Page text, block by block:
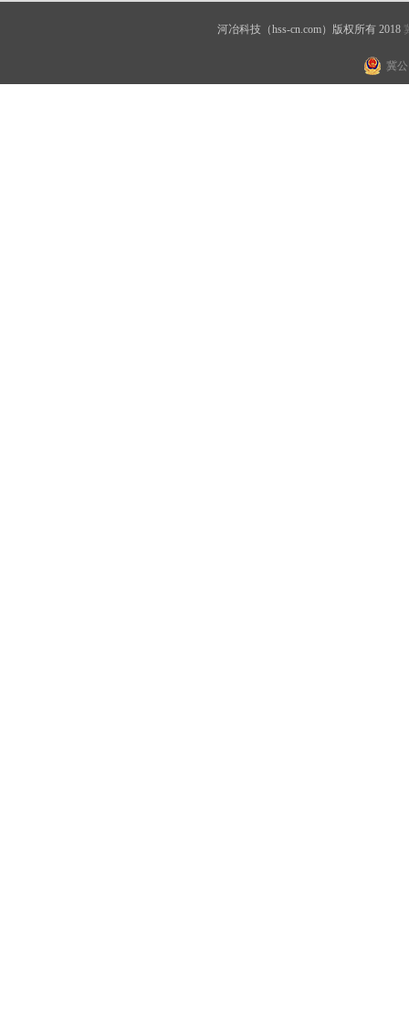
河冶科技（hss-cn.com）版权所有 2018
冀公